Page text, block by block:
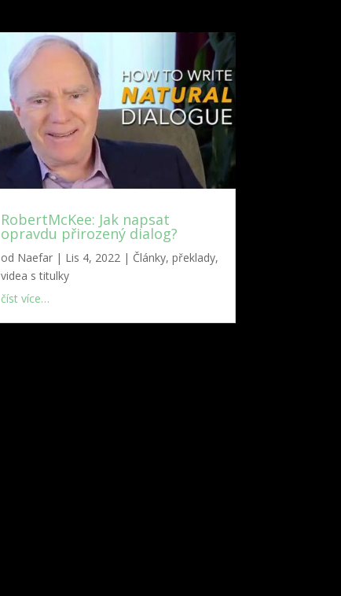
RobertMcKee: Jak napsat
opravdu přirozený dialog?
od Naefar| Lis 4, 2022| Články, překlady,
videa s titulky
číst více…